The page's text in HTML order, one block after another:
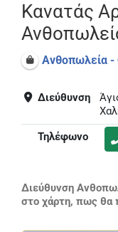
Κανατάς
Ανθοπωλεία -
Διεύθυνση
Τηλέφωνο
Διεύθυνση
στο χάρτη, πως θα